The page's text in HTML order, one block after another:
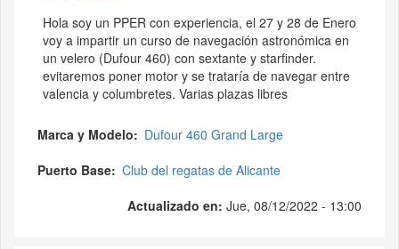
Hola soy un PPER con experiencia, el 27 y 28 de Enero
voy a impartir un curso de navegación astronómica en
un velero (Dufour 460) con sextante y starfinder.
evitaremos poner motor y se trataría de navegar entre
valencia y columbretes. Varias plazas libres
Marca y Modelo
Dufour 460 Grand Large
Puerto Base Club del regatas de Alicante
Actualizado en: Jue, 08/12/2022 - 13:00